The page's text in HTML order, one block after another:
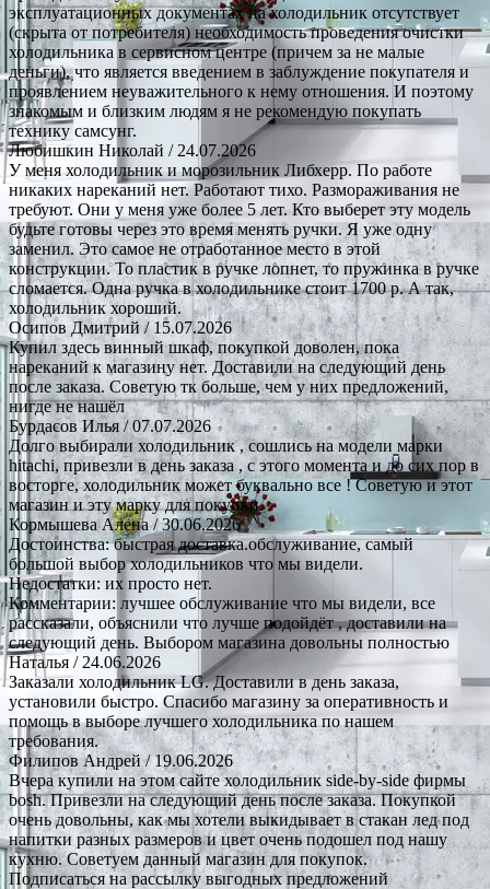
эксплуатационных документах на холодильник отсутствует
(скрыта от потребителя) необходимость проведения очистки
холодильника в сервисном центре (причем за не малые
деньги), что является введением в заблуждение покупателя и
проявлением неуважительного к нему отношения. И поэтому
знакомым и близким людям я не рекомендую покупать
технику самсунг.
Любишкин Николай / 24.07.2026
У меня холодильник и морозильник Либхерр. По работе
никаких нареканий нет. Работают тихо. Размораживания не
требуют. Они у меня уже более 5 лет. Кто выберет эту модель
будьте готовы через это время менять ручки. Я уже одну
заменил. Это самое не отработанное место в этой
конструкции. То пластик в ручке лопнет, то пружинка в ручке
сломается. Одна ручка в холодильнике стоит 1700 р. А так,
холодильник хороший.
Осипов Дмитрий / 15.07.2026
Купил здесь винный шкаф, покупкой доволен, пока
нареканий к магазину нет. Доставили на следующий день
после заказа. Советую тк больше, чем у них предложений,
нигде не нашёл
Бурдасов Илья/ 07.07.2026
Долго выбирали холодильник , сошлись на модели марки
hitachi, привезли в день заказа , с этого момента и до сих пор в
восторге, холодильник может буквально все ! Советую и этот
магазин и эту марку для покупки.
Кормышева Алена/ 30.06.2026
Достоинства: быстрая доставка.обслуживание, самый
большой выбор холодильников что мы видели.
Недостатки: их просто нет.
Комментарии: лучшее обслуживание что мы видели, все
рассказали, объяснили что лучше подойдёт , доставили на
следующий день. Выбором магазина довольны полностью
Наталья / 24.06.2026
Заказали холодильник LG. Доставили в день заказа,
установили быстро. Спасибо магазину за оперативность и
помощь в выборе лучшего холодильника по нашем
требования.
Филипов Андрей/ 19.06.2026
Вчера купили на этом сайте холодильник side-by-side фирмы
bosh. Привезли на следующий день после заказа. Покупкой
очень довольны, как мы хотели выкидывает в стакан лед под
напитки разных размеров и цвет очень подошел под нашу
кухню. Советуем данный магазин для покупок.
Подписаться на рассылку выгодных предложений